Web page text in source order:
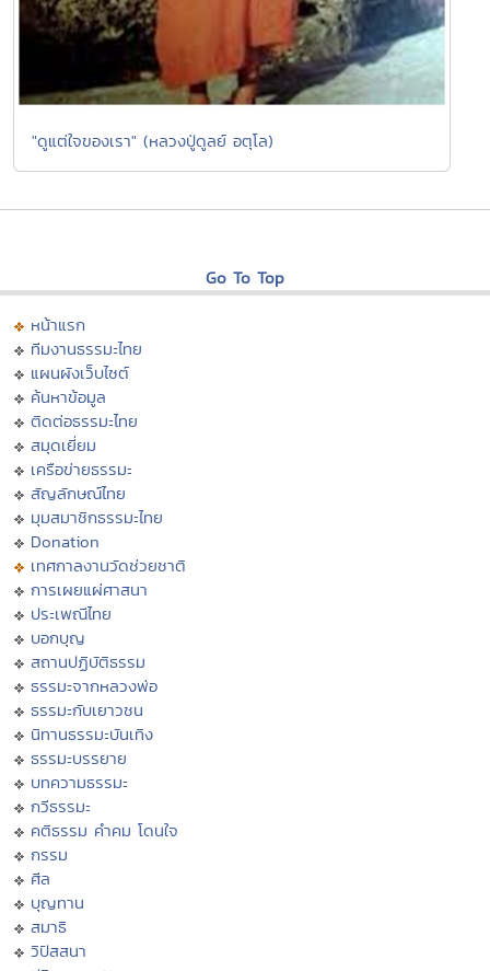
"ดูแต่ใจของเรา" (หลวงปู่ดูลย์ อตุโล)
Go To Top
หน้าแรก
ทีมงานธรรมะไทย
แผนผังเว็บไซต์
ค้นหาข้อมูล
ติดต่อธรรมะไทย
สมุดเยี่ยม
เครือข่ายธรรมะ
สัญลักษณ์ไทย
มุมสมาชิกธรรมะไทย
Donation
เทศกาลงานวัดช่วยชาติ
การเผยแผ่ศาสนา
ประเพณีไทย
บอกบุญ
สถานปฏิบัติธรรม
ธรรมะจากหลวงพ่อ
ธรรมะกับเยาวชน
นิทานธรรมะบันเทิง
ธรรมะบรรยาย
บทความธรรมะ
กวีธรรมะ
คติธรรม คำคม โดนใจ
กรรม
ศีล
บุญทาน
สมาธิ
วิปัสสนา